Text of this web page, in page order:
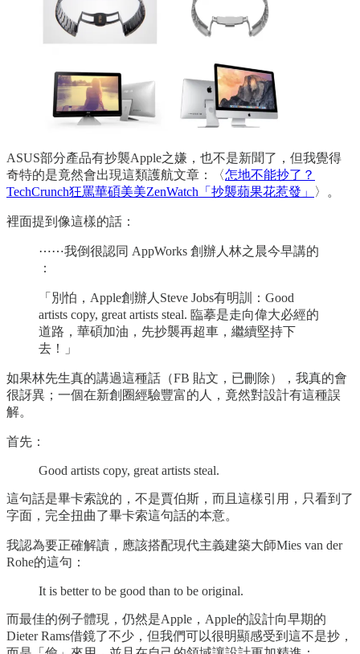
ASUS部分產品有抄襲Apple之嫌，也不是新聞了，但我覺得
奇特的是竟然會出現這類護航文章：〈怎地不能抄了？
TechCrunch狂罵華碩美美ZenWatch「抄襲蘋果花惹發」
〉。
裡面提到像這樣的話：
⋯⋯我倒很認同 AppWorks 創辦人林之晨今早講的
：
「別怕，Apple創辦人Steve Jobs有明訓：Good
artists copy, great artists steal. 臨摹是走向偉大必經的
道路，華碩加油，先抄襲再超車，繼續堅持下
去！」
如果林先生真的講過這種話（FB 貼文，已刪除），我真的會
很訝異；一個在新創圈經驗豐富的人，竟然對設計有這種誤
解。
首先：
Good artists copy, great artists steal.
這句話是畢卡索說的，不是賈伯斯，而且這樣引用，只看到了
字面，完全扭曲了畢卡索這句話的本意。
我認為要正確解讀，應該搭配現代主義建築大師Mies van der
Rohe的這句：
It is better to be good than to be original.
而最佳的例子體現，仍然是Apple，Apple的設計向早期的
Dieter Rams借鏡了不少，但我們可以很明顯感受到這不是抄，